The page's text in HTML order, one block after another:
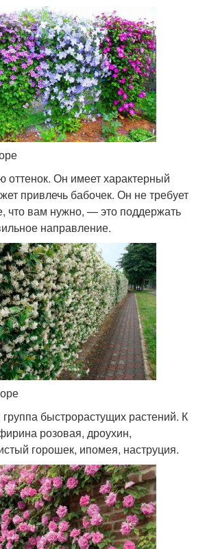
Он имеет характерный
привлечь бабочек. Он не требует
что вам нужно, — это поддержать
направление.
быстрорастущих растений. К
розовая, дроухин,
горошек, ипомея, наструция.